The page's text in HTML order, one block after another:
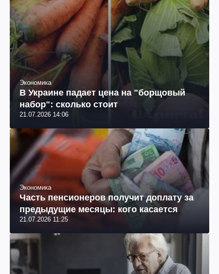
Экономика
В Украине падает цена на "борщовый
набор": сколько стоит
21.07.2026 14:06
Экономика
Часть пенсионеров получит доплату за
предыдущие месяцы: кого касается
21.07.2026 11:25